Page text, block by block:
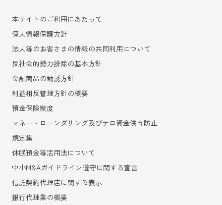
加認証が必要になります。武蔵野銀行にお届けの電話
声)にて認証番号を通知します。
※返済にかかる取引限度額はありません。
ご利用いただける方
個人のお客さまで、むさしのIDのユーザー登録をして
いる方。
※ユーザー登録ができる方は、普通預金(総合口座を含
みます)のキャッシュカードをお持ちの個人のお客さま
※むさしのIDのユーザー登録がお済みでない方は、武
蔵野銀行アプリまたは
※75歳以上のお客さまは、恐れ入りますが店頭窓口に
て登録のお手続きをお願いいたします。
クーポン等、一部サービスは武蔵野銀行との取引有無
本サイトのご利用にあたって
個人情報保護方針
法人等のお客さまの情報の共同利用について
反社会的勢力排除の基本方針
金融商品の勧誘方針
利益相反管理方針の概要
預金保険制度
マネー・ローンダリング及びテロ資金供与防止
規定集
休眠預金等活用法について
中小M&Aガイドライン遵守に関する宣言
信託契約代理店に関する表示
銀行代理業の概要